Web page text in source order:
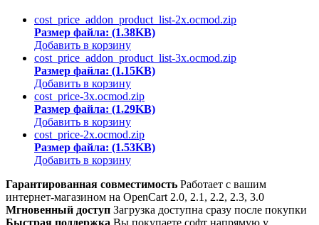
cost_price_addon_product_list-2x.ocmod.zip
Размер файла: (1.38KB)
Добавить в корзину
cost_price_addon_product_list-3x.ocmod.zip
Размер файла: (1.15KB)
Добавить в корзину
cost_price-3x.ocmod.zip
Размер файла: (1.29KB)
Добавить в корзину
cost_price-2x.ocmod.zip
Размер файла: (1.53KB)
Добавить в корзину
Гарантированная совместимость Работает с вашим
интернет-магазином на OpenCart 2.0, 2.1, 2.2, 2.3, 3.0
Мгновенный доступ Загрузка доступна сразу после покупки
Быстрая поддержка Вы покупаете софт напрямую у